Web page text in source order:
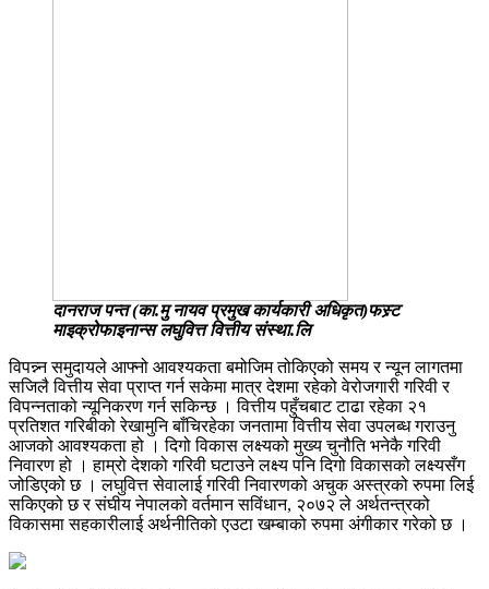
दानराज पन्त (का.मु नायव प्रमुख कार्यकारी अधिकृत)फस्र्ट
माइक्रोफाइनान्स लघुवित्त वित्तीय संस्था.लि
विपन्न्न समुदायले आफ्नो आवश्यकता बमोजिम तोकिएको समय र न्यून लागतमा
सजिलै वित्तीय सेवा प्राप्त गर्न सकेमा मात्र देशमा रहेको वेरोजगारी गरिवी र
विपन्नताको न्यूनिकरण गर्न सकिन्छ । वित्तीय पहुँचबाट टाढा रहेका २१
प्रतिशत गरिबीको रेखामुनि बाँचिरहेका जनतामा वित्तीय सेवा उपलब्ध गराउनु
आजको आवश्यकता हो । दिगो विकास लक्ष्यको मुख्य चुनौति भनेकै गरिवी
निवारण हो । हाम्रो देशको गरिवी घटाउने लक्ष्य पनि दिगो विकासको लक्ष्यसँग
जोडिएको छ । लघुवित्त सेवालाई गरिवी निवारणको अचुक अस्त्रको रुपमा लिई
सकिएको छ र संघीय नेपालको वर्तमान सविंधान, २०७२ ले अर्थतन्त्रको
विकासमा सहकारीलाई अर्थनीतिको एउटा खम्बाको रुपमा अंगीकार गरेको छ ।